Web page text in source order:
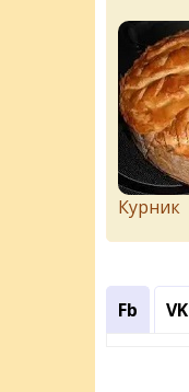
Курник
Fb VK